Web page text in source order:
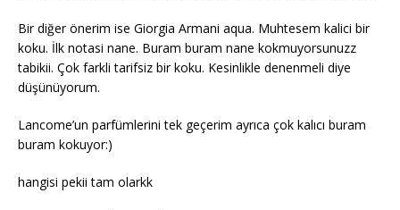
Bir diğer önerim ise Giorgia Armani aqua. Muhtesem kalici bir
koku. İlk notasi nane. Buram buram nane kokmuyorsunuzz
tabikii. Çok farkli tarifsiz bir koku. Kesinlikle denenmeli diye
düşünüyorum.
Lancome’un parfümlerini tek geçerim ayrıca çok kalıcı buram
buram kokuyor:)
hangisi pekii tam olarkk